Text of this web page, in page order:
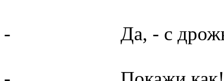
- Да, - с дрожью в